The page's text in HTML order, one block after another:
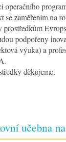
se zaměřením na
podpořeny
výuka) a
děkujeme.
učebna